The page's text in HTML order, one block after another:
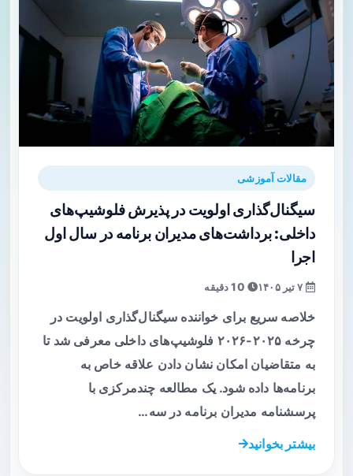
مقالات آموزشی
سیگنال‌گذاری اولویت در پذیرش فلوشیپ‌های
داخلی: برداشت‌های مدیران برنامه در سال اول
اجرا
خلاصه سریع برای خواننده سیگنال‌گذاری اولویت در
چرخه ۲۰۲۵-۲۰۲۶ فلوشیپ‌های داخلی معرفی شد تا
به متقاضیان امکان نشان دادن علاقه خاص به
برنامه‌ها داده شود. یک مطالعه چندمرکزی با
پرسشنامه مدیران برنامه در سه…
بیشتر بخوانید